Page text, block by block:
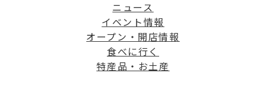
ニュース
イベント情報
オープン・開店情報
食べに行く
特産品・お土産